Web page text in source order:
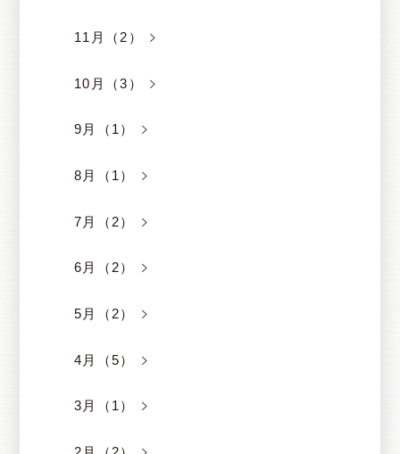
11月（2）
10月（3）
9月（1）
8月（1）
7月（2）
6月（2）
5月（2）
4月（5）
3月（1）